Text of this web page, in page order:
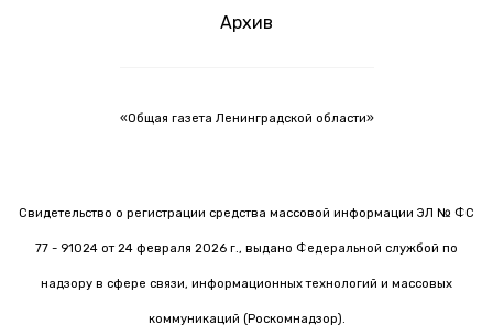
Архив
«Общая газета Ленинградской области»
Свидетельство о регистрации средства массовой информации ЭЛ № ФС
77 - 91024 от 24 февраля 2026 г., выдано Федеральной службой по
надзору в сфере связи, информационных технологий и массовых
коммуникаций (Роскомнадзор).